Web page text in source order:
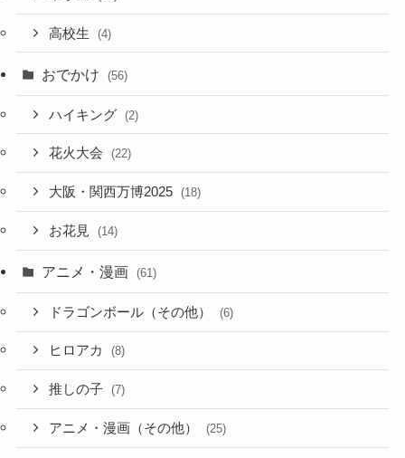
高校生 (4)
おでかけ (56)
ハイキング (2)
花火大会 (22)
大阪・関西万博2025 (18)
お花見 (14)
アニメ・漫画 (61)
ドラゴンボール（その他） (6)
ヒロアカ (8)
推しの子 (7)
アニメ・漫画（その他） (25)